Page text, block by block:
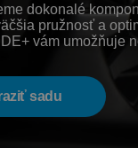
dokonalé
pružnosť a
vám umožňuje
sadu